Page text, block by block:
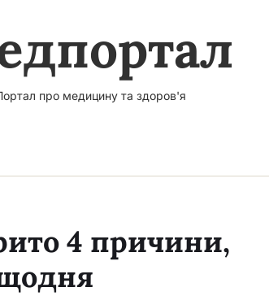
про медицину та здоров'я
4 причини,